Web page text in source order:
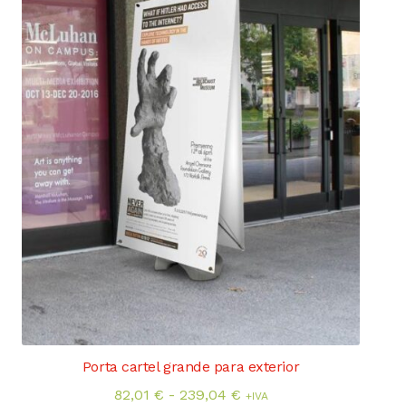
elegir
en
la
página
de
producto
Porta cartel grande para exterior
82,01 € - 239,04 €Rango
+IVA